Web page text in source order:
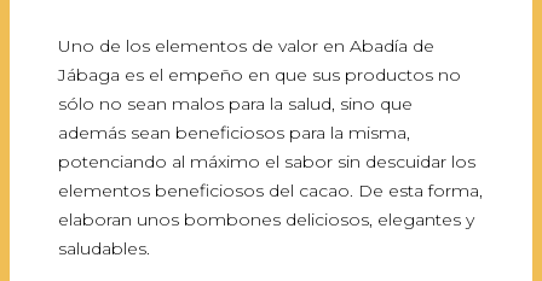
Uno de los elementos de valor en Abadía de
Jábaga es el empeño en que sus productos no
sólo no sean malos para la salud, sino que
además sean beneficiosos para la misma,
potenciando al máximo el sabor sin descuidar los
elementos beneficiosos del cacao. De esta forma,
elaboran unos bombones deliciosos, elegantes y
saludables.